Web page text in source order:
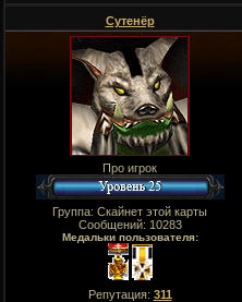
Сутенёр
Про игрок
Группа: Скайнет этой карты
Сообщений: 10283
Медальки пользователя:
Репутация: 311